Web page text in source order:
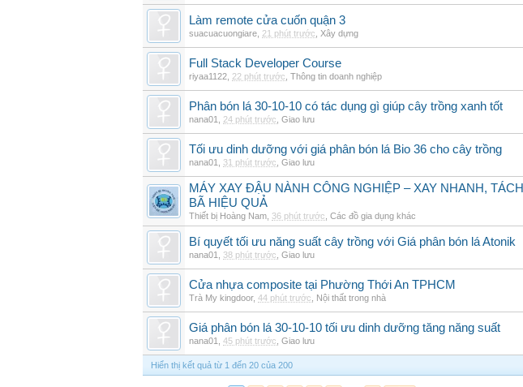
Làm remote cửa cuốn quận 3
suacuacuongiare 21 phút trước Xây dựng
Full Stack Developer Course
riyaa1122 22 phút trước Thông tin doanh nghiệp
Phân bón lá 30-10-10 có tác dụng gì giúp cây trồng xanh tốt
nana01 24 phút trước Giao lưu
Tối ưu dinh dưỡng với giá phân bón lá Bio 36 cho cây trồng
nana01 31 phút trước Giao lưu
MÁY XAY ĐẬU NÀNH CÔNG NGHIỆP – XAY NHANH, TÁCH
BÃ HIỆU QUẢ
Thiết bị Hoàng Nam 36 phút trước Các đồ gia dụng khác
Bí quyết tối ưu năng suất cây trồng với Giá phân bón lá Atonik
nana01 38 phút trước Giao lưu
Cửa nhựa composite tại Phường Thới An TPHCM
Trà My kingdoor, 44 phút trước Nội thất trong nhà
Giá phân bón lá 30-10-10 tối ưu dinh dưỡng tăng năng suất
nana01 45 phút trước Giao lưu
Hiển thị kết quả từ 1 đến 20 của 200